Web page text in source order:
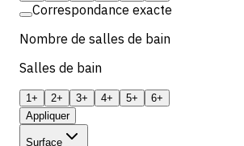
Correspondance exacte
Nombre de salles de bain
Salles de bain
1+ 2+ 3+ 4+ 5+
6+
Appliquer
Surface